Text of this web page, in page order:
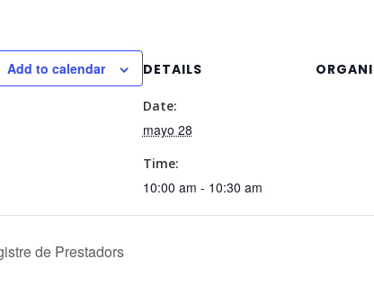
Add to calendar DETAILS
Date:
mayo 28
Time:
10:00 am - 10:30 am
de Prestadors